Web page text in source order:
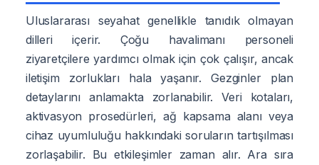
Uluslararası seyahat genellikle tanıdık olmayan
dilleri içerir. Çoğu havalimanı personeli
ziyaretçilere yardımcı olmak için çok çalışır, ancak
iletişim zorlukları hala yaşanır. Gezginler plan
detaylarını anlamakta zorlanabilir. Veri kotaları,
aktivasyon prosedürleri, ağ kapsama alanı veya
cihaz uyumluluğu hakkındaki soruların tartışılması
zorlaşabilir. Bu etkileşimler zaman alır. Ara sıra